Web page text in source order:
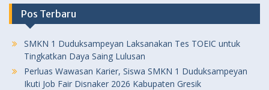
Pos Terbaru
SMKN 1 Duduksampeyan Laksanakan Tes TOEIC untuk
Tingkatkan Daya Saing Lulusan
Perluas Wawasan Karier, Siswa SMKN 1 Duduksampeyan
Ikuti Job Fair Disnaker 2026 Kabupaten Gresik